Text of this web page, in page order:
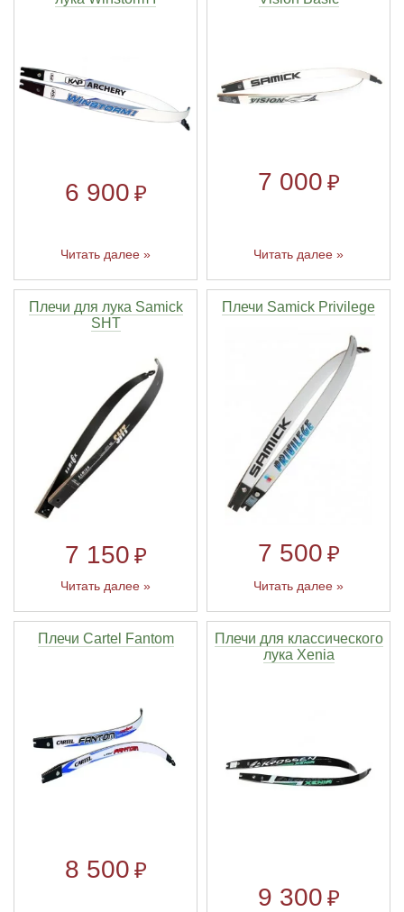
6 900 ₽
Читать далее »
7 000 ₽
Читать далее »
Плечи для лука Samick
SHT
7 150 ₽
Читать далее »
Плечи Samick Privilege
7 500 ₽
Читать далее »
Плечи Cartel Fantom
8 500 ₽
Плечи для классического
лука Xenia
9 300 ₽